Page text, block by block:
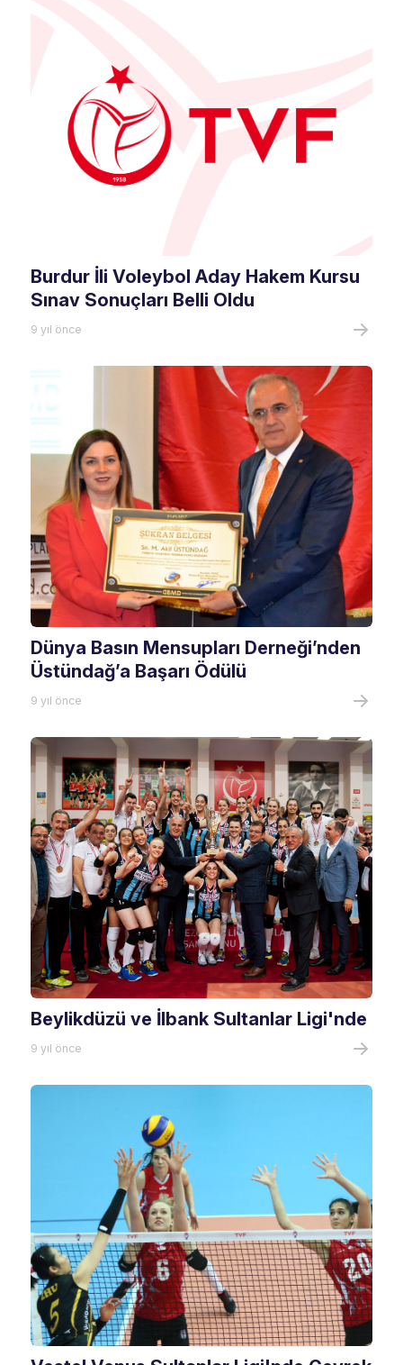
Burdur İli Voleybol Aday Hakem Kursu
Sınav Sonuçları Belli Oldu
9 yıl önce
Dünya Basın Mensupları Derneği’nden
Üstündağ’a Başarı Ödülü
9 yıl önce
Beylikdüzü ve İlbank Sultanlar Ligi'nde
9 yıl önce